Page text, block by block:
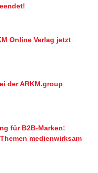
Online Verlag jetzt
der ARKM.group
für B2B-Marken:
medienwirksam